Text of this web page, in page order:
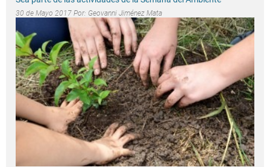
30 de Mayo 2017 Por: Geovanni Jiménez Mata